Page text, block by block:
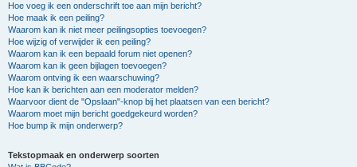
Hoe voeg ik een onderschrift toe aan mijn bericht?
Hoe maak ik een peiling?
Waarom kan ik niet meer peilingsopties toevoegen?
Hoe wijzig of verwijder ik een peiling?
Waarom kan ik een bepaald forum niet openen?
Waarom kan ik geen bijlagen toevoegen?
Waarom ontving ik een waarschuwing?
Hoe kan ik berichten aan een moderator melden?
Waarvoor dient de "Opslaan"-knop bij het plaatsen van een bericht?
Waarom moet mijn bericht goedgekeurd worden?
Hoe bump ik mijn onderwerp?
Tekstopmaak en onderwerp soorten